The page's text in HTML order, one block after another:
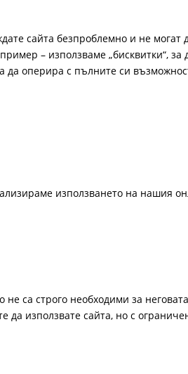
сайта безпроблемно и не
– използваме „бисквитки“,
да оперира с пълните си
използването на нашия
са строго необходими за
да използвате сайта, но с